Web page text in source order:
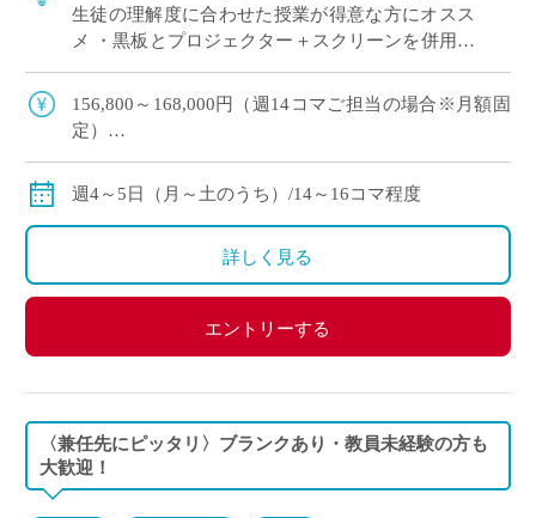
生徒の理解度に合わせた授業が得意な方にオスス
メ ・黒板とプロジェクター＋スクリーンを併用し
務中！ ＜こんな方からのご応募 […]
156,800～168,000円（週14コマご担当の場合※月額固
定）
定）
ご指導経験により決定
週4～5日（月～土のうち）/14～16コマ程度
詳しく見る
エントリーする
〈兼任先にピッタリ〉ブランクあり・教員未経験の方も
大歓迎！